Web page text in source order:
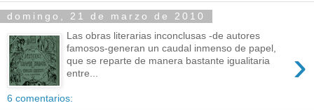
domingo, 21 de marzo de 2010
›
Las obras literarias inconclusas -de autores
famosos-generan un caudal inmenso de papel,
que se reparte de manera bastante igualitaria
entre...
6 comentarios: